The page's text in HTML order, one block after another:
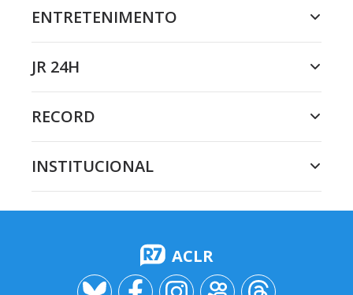
ENTRETENIMENTO
JR 24H
RECORD
INSTITUCIONAL
ACLR